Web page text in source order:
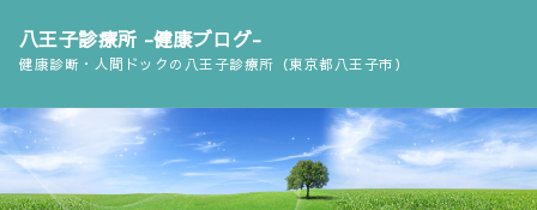
ン
ツ
へ
ス
八王子診療所 -健康ブログ-
健康診断・人間ドックの八王子診療所（東京都八王子市）